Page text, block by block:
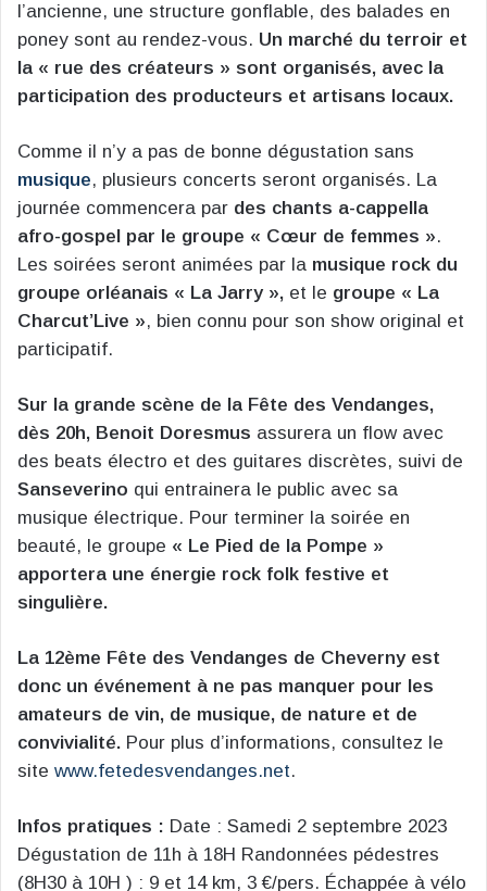
l’ancienne, une structure gonflable, des balades en
poney sont au rendez-vous. Un marché du terroir et
la « rue des créateurs » sont organisés, avec la
participation des producteurs et artisans locaux.
Comme il n’y a pas de bonne dégustation sans
musique, plusieurs concerts seront organisés. La
journée commencera par des chants a-cappella
afro-gospel par le groupe « Cœur de femmes ».
Les soirées seront animées par la musique rock du
groupe orléanais « La Jarry », et le groupe « La
Charcut’Live », bien connu pour son show original et
participatif.
Sur la grande scène de la Fête des Vendanges,
dès 20h, Benoit Doresmus assurera un flow avec
des beats électro et des guitares discrètes, suivi de
Sanseverino qui entrainera le public avec sa
musique électrique. Pour terminer la soirée en
beauté, le groupe « Le Pied de la Pompe »
apportera une énergie rock folk festive et
singulière.
La 12ème Fête des Vendanges de Cheverny est
donc un événement à ne pas manquer pour les
amateurs de vin, de musique, de nature et de
convivialité. Pour plus d’informations, consultez le
site www.fetedesvendanges.net.
Infos pratiques : Date : Samedi 2 septembre 2023
Dégustation de 11h à 18H Randonnées pédestres
(8H30 à 10H ) : 9 et 14 km, 3 €/pers. Échappée à vélo